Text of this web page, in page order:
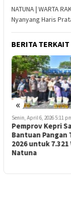
NATUNA | WARTA
Nyanyang Haris
BERITA TERKAIT
«
Senin, April 6, 2026 5:11
Pemprov Kepri
Bantuan Pangan
2026 untuk 7.321
Natuna